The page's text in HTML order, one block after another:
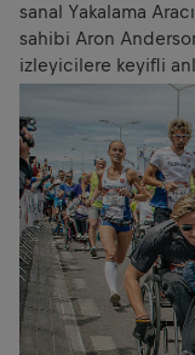
sanal Yakalama
sahibi Aron
izleyicilere keyifli